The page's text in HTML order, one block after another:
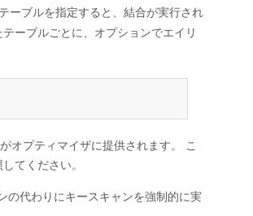
ーブルを指定すると、結合が実行され
ーブルごとに、オプションでエイリ
オプティマイザに提供されます。 こ
てください。
の代わりにキースキャンを強制的に実